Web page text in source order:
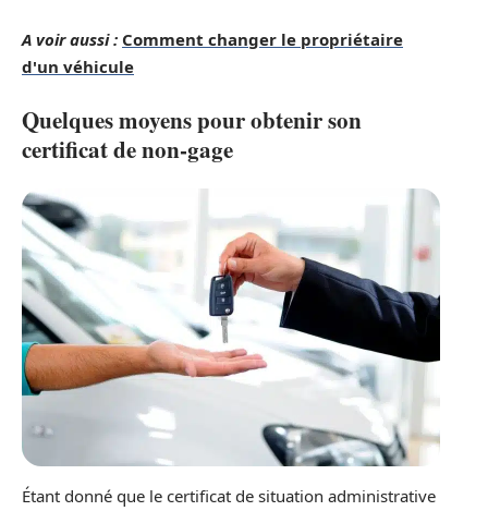
A voir aussi : Comment changer le propriétaire
d'un véhicule
Quelques moyens pour obtenir son
certificat de non-gage
Étant donné que le certificat de situation administrative